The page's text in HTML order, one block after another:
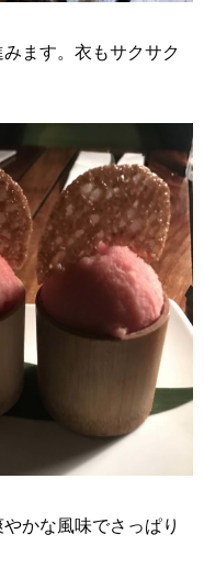
ます。衣もサクサク
かな風味でさっぱり